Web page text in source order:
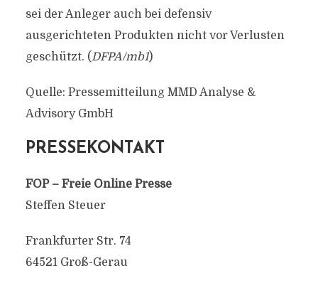
sei der Anleger auch bei defensiv
ausgerichteten Produkten nicht vor Verlusten
geschützt. (DFPA/mb1)
Quelle: Pressemitteilung MMD Analyse &
Advisory GmbH
PRESSEKONTAKT
FOP – Freie Online Presse
Steffen Steuer
Frankfurter Str. 74
64521 Groß-Gerau